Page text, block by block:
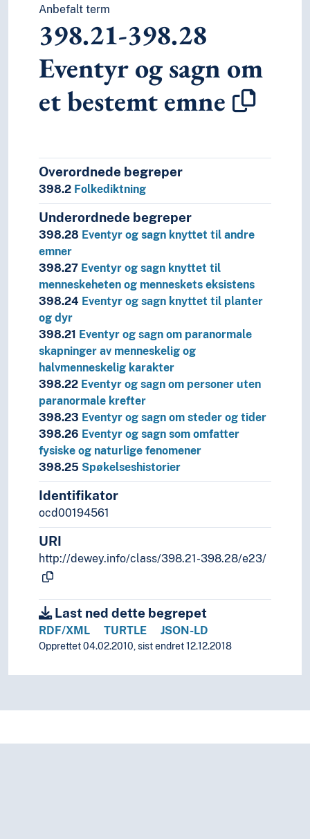
36Sosiale problemer og sosiale tjenester
31
Statistikk
32 Statsvitenskap
37
Språk
Teknologi
Anbefalt term
398.21-398.28
Eventyr og sagn om
et bestemt emne
Overordnede begreper
398.2 Folkediktning
Underordnede begreper
398.28 Eventyr og sagn knyttet til andre
emner
398.27 Eventyr og sagn knyttet til
menneskeheten og menneskets eksistens
398.24 Eventyr og sagn knyttet til planter
og dyr
398.21 Eventyr og sagn om paranormale
skapninger av menneskelig og
halvmenneskelig karakter
398.22 Eventyr og sagn om personer uten
paranormale krefter
398.23 Eventyr og sagn om steder og tider
398.26 Eventyr og sagn som omfatter
fysiske og naturlige fenomener
398.25 Spøkelseshistorier
Identifikator
ocd00194561
URI
http://dewey.info/class/398.21-398.28/e23/
Last ned dette begrepet
RDF/XML TURTLE JSON-LD
Opprettet 04.02.2010, sist endret 12.12.2018